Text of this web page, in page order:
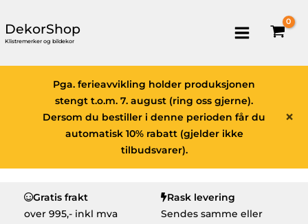
DekorShop
Klistremerker og bildekor
×
Pga. ferieavvikling holder produksjonen
stengt t.o.m. 7. august (ring oss gjerne).
Dersom du bestiller i denne perioden får du
automatisk 10% rabatt (gjelder ikke
tilbudsvarer).
Gratis frakt
over 995,- inkl mva
Rask levering
Sendes samme eller